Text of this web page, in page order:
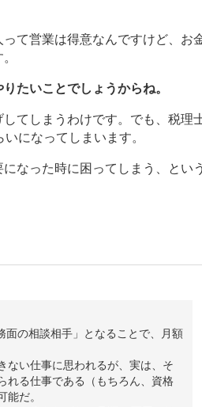
て営業は得意なんですけど、お
たいことでしょうからね。
てしまうわけです。でも、税理
になってしまいます。
なった時に困ってしまう、という
面の相談相手」となることで、月額
ない仕事に思われるが、実は、そ
れる仕事である（もちろん、資格
だ。